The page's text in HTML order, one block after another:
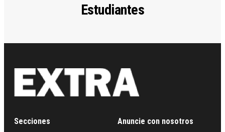
Estudiantes
Secciones
Anuncie con nosotros